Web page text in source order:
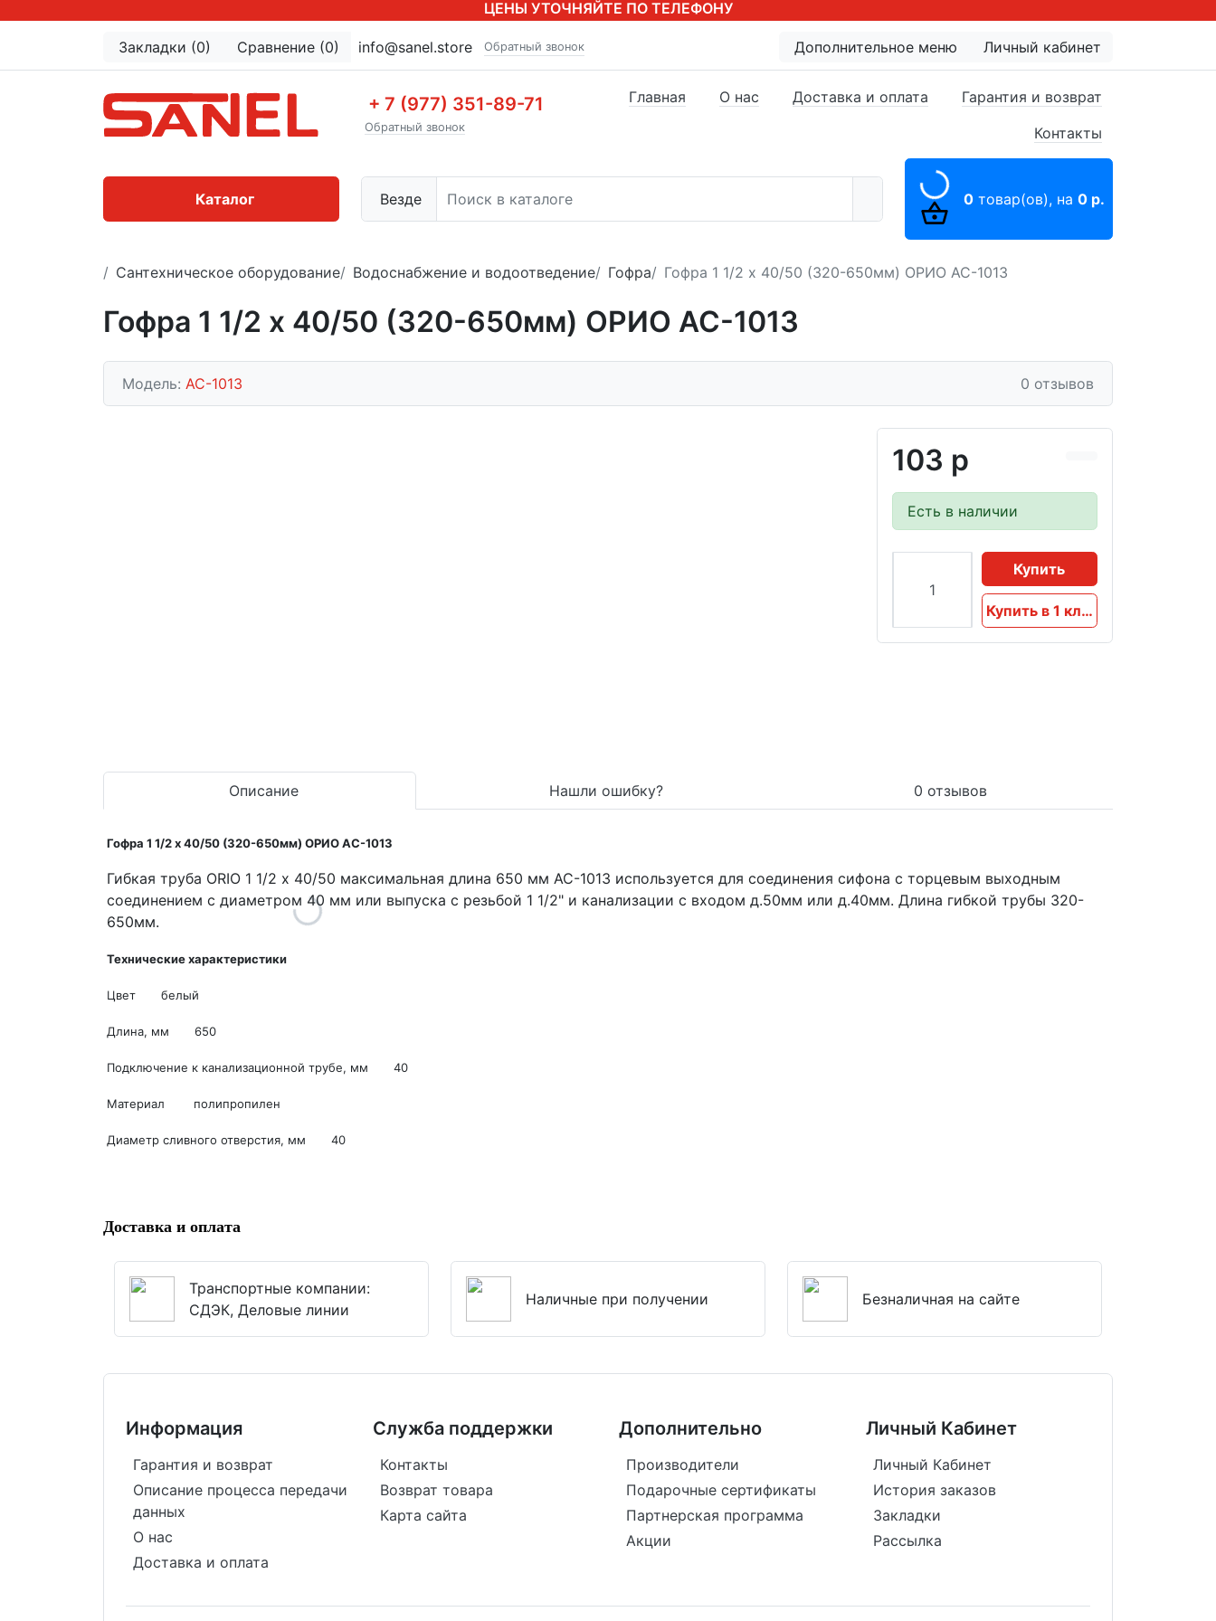
ЦЕНЫ УТОЧНЯЙТЕ ПО ТЕЛЕФОНУ
Закладки (0) Сравнение (0) info@sanel.store Обратный звонок Дополнительное меню Личный кабинет
+ 7 (977) 351-89-71
Обратный звонок
Везде
Главная О нас Доставка и оплата
Гарантия и возврат
Контакты
0 товар(ов), на 0 р.
Каталог
Сантехническое оборудование Водоснабжение и водоотведение Гофра Гофра 1 1/2 х 40/50 (320-650мм) ОРИО АС-1013
Гофра 1 1/2 х 40/50 (320-650мм) ОРИО АС-1013
Модель: АС-1013 0 отзывов
103 р
Есть в наличии
Купить
Купить в 1 клик
Описание Нашли ошибку? 0 отзывов
Гофра 1 1/2 х 40/50 (320-650мм) ОРИО АС-1013
Гибкая труба ORIO 1 1/2 х 40/50 максимальная длина 650 мм АС-1013 используется для соединения сифона с торцевым выходным
соединением с диаметром 40 мм или выпуска с резьбой 1 1/2" и канализации с входом д.50мм или д.40мм. Длина гибкой трубы 320-
650мм.
Технические характеристики
Цвет белый
Длина, мм 650
Подключение к канализационной трубе, мм 40
Материал полипропилен
Диаметр сливного отверстия, мм 40
Доставка и оплата
Транспортные компании:
СДЭК, Деловые линии
Наличные при получении Безналичная на сайте
Информация
Гарантия и возврат
Описание процесса передачи
данных
О нас
Доставка и оплата
Служба поддержки
Контакты
Возврат товара
Карта сайта
Дополнительно
Производители
Подарочные сертификаты
Партнерская программа
Акции
Личный Кабинет
Личный Кабинет
История заказов
Закладки
Рассылка